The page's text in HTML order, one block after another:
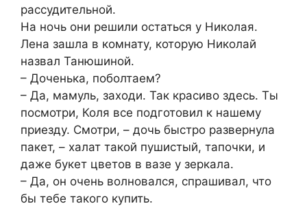
рассудительной.
На ночь они решили остаться у Николая.
Лена зашла в комнату, которую Николай
назвал Танюшиной.
– Доченька, поболтаем?
– Да, мамуль, заходи. Так красиво здесь. Ты
посмотри, Коля все подготовил к нашему
приезду. Смотри, – дочь быстро развернула
пакет, – халат такой пушистый, тапочки, и
даже букет цветов в вазе у зеркала.
– Да, он очень волновался, спрашивал, что
бы тебе такого купить.